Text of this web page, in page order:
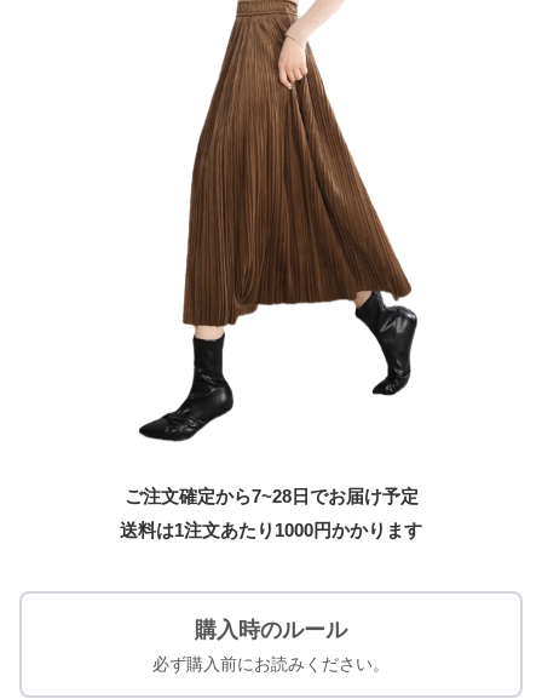
ご注文確定から7~28日でお届け予定
送料は1注文あたり 1000円かかります
購入時のルール
必ず購入前にお読みください。